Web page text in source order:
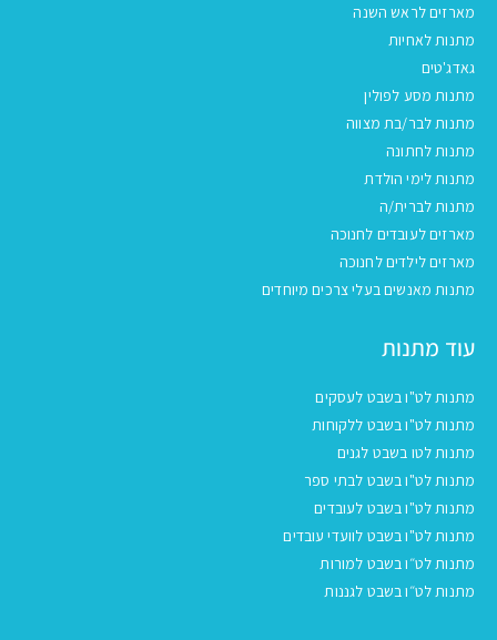
מארזים לראש השנה
מתנות לאחיות
גאדג'טים
מתנות מסע לפולין
מתנות לבר/בת מצווה
מתנות לחתונה
מתנות לימי הולדת
מתנות לברית/ה
מארזים לעובדים לחנוכה
מארזים לילדים לחנוכה
מתנות מאנשים בעלי צרכים מיוחדים
עוד מתנות
מתנות לט"ו בשבט לעסקים
מתנות לט"ו בשבט ללקוחות
מתנות לטו בשבט לגנים
מתנות לט"ו בשבט לבתי ספר
מתנות לט"ו בשבט לעובדים
מתנות לט"ו בשבט לוועדי עובדים
מתנות לט״ו בשבט למורות
מתנות לט״ו בשבט לגננות